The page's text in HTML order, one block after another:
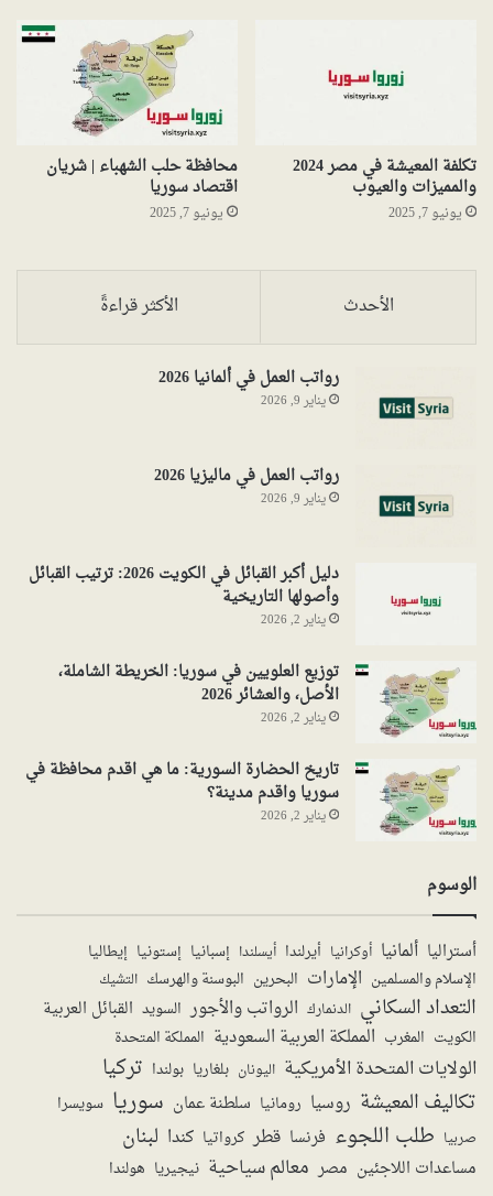
تكلفة المعيشة في مصر 2024
والمميزات والعيوب
يونيو 7, 2025
محافظة حلب الشهباء | شريان
اقتصاد سوريا
يونيو 7, 2025
الأحدث الأكثر قراءةً
رواتب العمل في ألمانيا 2026
يناير 9, 2026
رواتب العمل في ماليزيا 2026
يناير 9, 2026
دليل أكبر القبائل في الكويت 2026: ترتيب القبائل
وأصولها التاريخية
يناير 2, 2026
توزيع العلويين في سوريا: الخريطة الشاملة،
الأصل، والعشائر 2026
يناير 2, 2026
تاريخ الحضارة السورية: ما هي اقدم محافظة في
سوريا واقدم مدينة؟
يناير 2, 2026
الوسوم
أستراليا ألمانيا أوكرانيا أيرلندا أيسلندا إسبانيا إستونيا إيطاليا
الإسلام والمسلمين الإمارات البحرين البوسنة والهرسك التشيك
التعداد السكاني الدنمارك الرواتب والأجور السويد القبائل العربية
الكويت المغرب المملكة العربية السعودية المملكة المتحدة
الولايات المتحدة الأمريكية اليونان بلغاريا بولندا تركيا
تكاليف المعيشة روسيا رومانيا سلطنة عمان سوريا سويسرا
صربيا طلب اللجوء فرنسا قطر كرواتيا كندا لبنان
مساعدات اللاجئين مصر معالم سياحية نيجيريا هولندا